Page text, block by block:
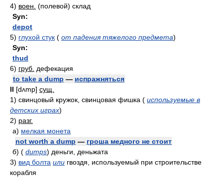
4) воен. (полевой) склад
Syn:
depot
5) глухой стук ( от падения тяжелого предмета)
Syn:
thud
6) груб. дефекация
to take a dump — испражняться
II [dʌmp] сущ.
1) свинцовый кружок, свинцовая фишка ( используемые в
детских играх)
2) разг.
а) мелкая монета
not worth a dump — гроша медного не стоит
б) ( dumps) деньги, деньжата
3) вид болта или гвоздя, используемый при строительстве
корабля